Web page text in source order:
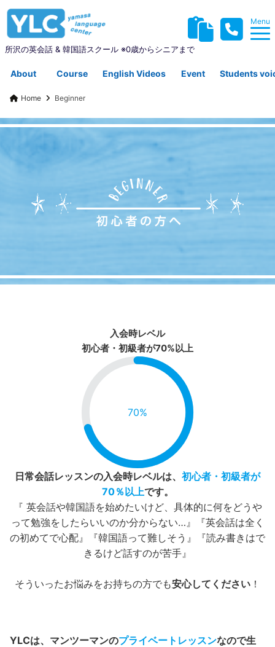
所沢の英会話 & 韓国語スクール ※0歳からシニアまで
Menu
About
YLCについて
Course
コース紹介
English Videos Event Students
Home Beginner
入会時レベル
初心者・初級者が70%以上
70%
日常会話レッスンの入会時レベルは、 初心者・初級者が
70％以上です。
『 英会話や韓国語を始めたいけど、具体的に何をどうや
って勉強をしたらいいのか分からない…』『英会話は全く
の初めてで心配』『韓国語って難しそう』『読み書きはで
きるけど話すのが苦手』
そういったお悩みをお持ちの方でも安心してください ！
YLCは、マンツーマンのプライベートレッスンなので生